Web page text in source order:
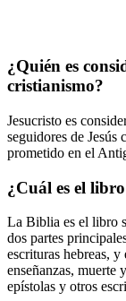
¿Quién es
cristianismo?
Jesucristo es
seguidores de
prometido en el
¿Cuál es el
La Biblia es el libro
dos partes
escrituras hebreas,
enseñanzas, muerte
epístolas y otros